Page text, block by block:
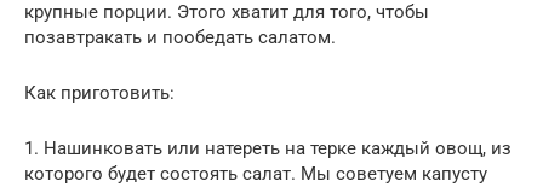
крупные порции. Этого хватит для того, чтобы
позавтракать и пообедать салатом.
Как приготовить:
1. Нашинковать или натереть на терке каждый овощ, из
которого будет состоять салат. Мы советуем капусту